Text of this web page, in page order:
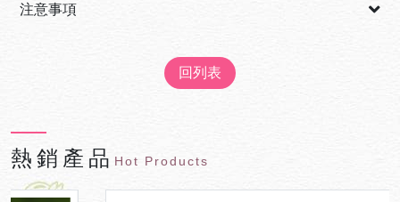
西蘑菇)具有豐富多醣體、植物胺基酸，可滋補強身、調整體
蘑菇的鮮味，美味營養又健康。
洲海鹽、甘草、酵母萃取物
注意事項
回列表
熱銷產品 Hot Products